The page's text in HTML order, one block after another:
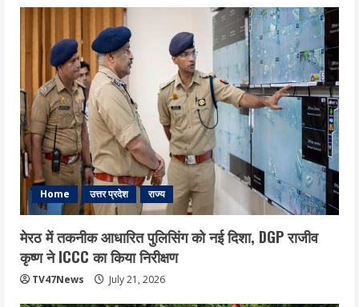
Home उत्तर प्रदेश राज्य
मेरठ में तकनीक आधारित पुलिसिंग को नई दिशा, DGP राजीव
कृष्ण ने ICCC का किया निरीक्षण
TV47News July 21, 2026